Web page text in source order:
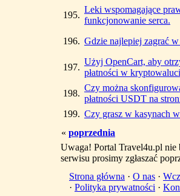
195.
Leki wspomagające
funkcjonowanie serca.
196. Gdzie najlepiej zagrać
197.
Użyj OpenCart, aby
płatności w
198.
Czy można
płatności USDT na
199. Czy grasz w kasynach
« poprzednia
Uwaga! Portal Travel4u.pl nie
serwisu prosimy zgłaszać
Strona główna · O nas ·
· Polityka prywatności ·